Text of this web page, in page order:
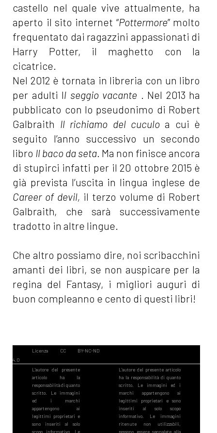
castello nel quale vive attualmente, ha
aperto il sito internet “Pottermore” molto
frequentato dai ragazzini appassionati di
Harry Potter, il maghetto con la
cicatrice.
Nel 2012 è tornata in libreria con un libro
per adulti Il seggio vacante . Nel 2013 ha
pubblicato con lo pseudonimo di Robert
Galbraith Il richiamo del cuculoa cui è
seguito l’anno successivo un secondo
libro Il baco da seta. Ma non finisce ancora
di stupirci infatti per il 20 ottobre 2015 è
già prevista l’uscita in lingua inglese de
Career of devil, il terzo volume di Robert
Galbraith, che sarà successivamente
tradotto in altre lingue.
Che altro possiamo dire, noi scribacchini
amanti dei libri, se non auspicare per la
regina del Fantasy, i migliori auguri di
buon compleanno e cento di questi libri!